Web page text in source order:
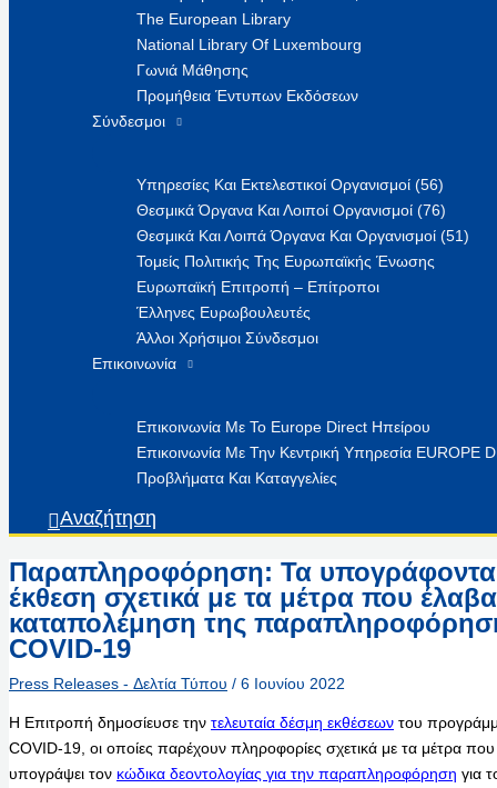
The European Library
National Library Of Luxembourg
Γωνιά Μάθησης
Προμήθεια Έντυπων Εκδόσεων
Σύνδεσμοι
Υπηρεσίες Και Εκτελεστικοί Οργανισμοί (56)
Θεσμικά Όργανα Και Λοιποί Οργανισμοί (76)
Θεσμικά Και Λοιπά Όργανα Και Οργανισμοί (51)
Τομείς Πολιτικής Της Ευρωπαϊκής Ένωσης
Ευρωπαϊκή Επιτροπή – Επίτροποι
Έλληνες Ευρωβουλευτές
Άλλοι Χρήσιμοι Σύνδεσμοι
Επικοινωνία
Επικοινωνία Με Το Europe Direct Ηπείρου
Επικοινωνία Με Την Κεντρική Υπηρεσία EUROPE
Προβλήματα Και Καταγγελίες
Αναζήτηση
Παραπληροφόρηση: Τα
έκθεση σχετικά με τα μέτρα που
καταπολέμηση της
COVID-19
Press Releases - Δελτία Τύπου / 6 Ιουνίου 2022
Η Επιτροπή δημοσίευσε την τελευταία δέσμη εκθέσεων του
COVID-19, οι οποίες παρέχουν πληροφορίες σχετικά με τα μέτρα
υπογράψει τον κώδικα δεοντολογίας για την παραπληροφόρηση για